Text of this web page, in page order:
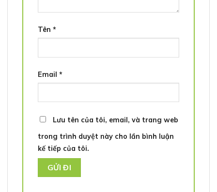
Tên *
Email *
Lưu tên của tôi, email, và trang web
trong trình duyệt này cho lần bình luận
kế tiếp của tôi.